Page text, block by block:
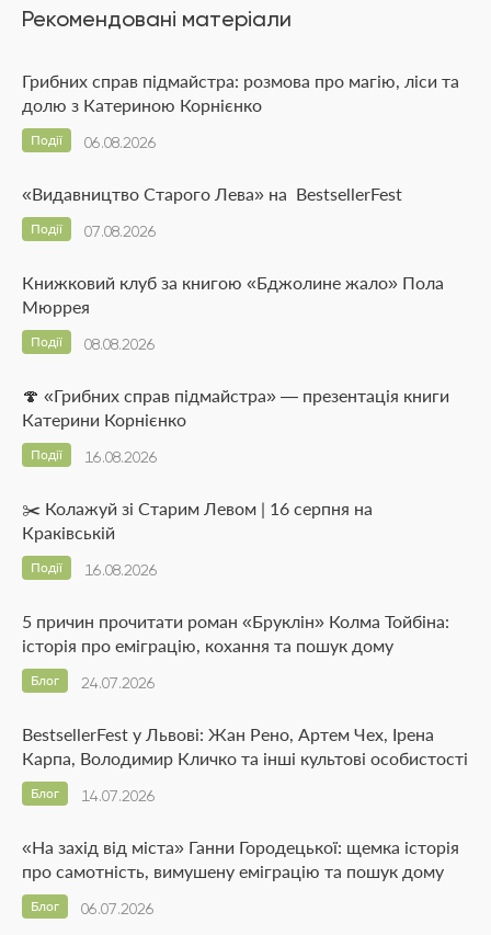
Рекомендовані матеріали
Грибних справ підмайстра: розмова про магію, ліси та
долю з Катериною Корнієнко
06.08.2026
Події
«Видавництво Старого Лева» на BestsellerFest
07.08.2026
Події
Книжковий клуб за книгою «Бджолине жало» Пола
Мюррея
08.08.2026
Події
🍄 «Грибних справ підмайстра» — презентація книги
Катерини Корнієнко
16.08.2026
Події
✂️ Колажуй зі Старим Левом | 16 серпня на
Краківській
16.08.2026
Події
5 причин прочитати роман «Бруклін» Колма Тойбіна:
історія про еміграцію, кохання та пошук дому
24.07.2026
Блог
BestsellerFest у Львові: Жан Рено, Артем Чех, Ірена
Карпа, Володимир Кличко та інші культові особистості
14.07.2026
Блог
«На захід від міста» Ганни Городецької: щемка історія
про самотність, вимушену еміграцію та пошук дому
06.07.2026
Блог